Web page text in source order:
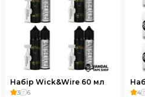
Набір Wick&Wire 60 мл
3 6 4